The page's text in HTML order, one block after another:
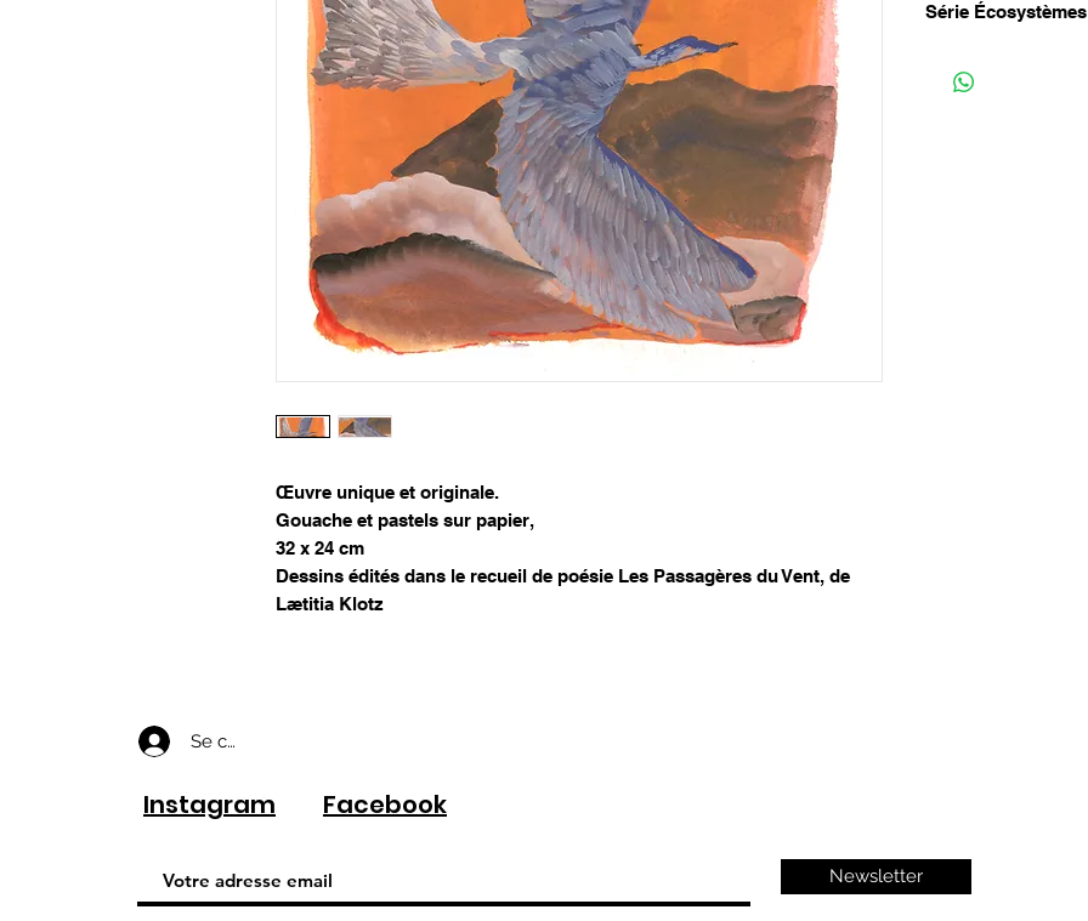
Œuvre unique et originale.
Gouache et pastels sur papier,
32 x 24 cm
Dessins édités dans le recueil de poésie Les Passagères du Vent, de
Lætitia Klotz
Série Écosystèmes
de notre
Se connecter
Instagram Facebook
Newsletter